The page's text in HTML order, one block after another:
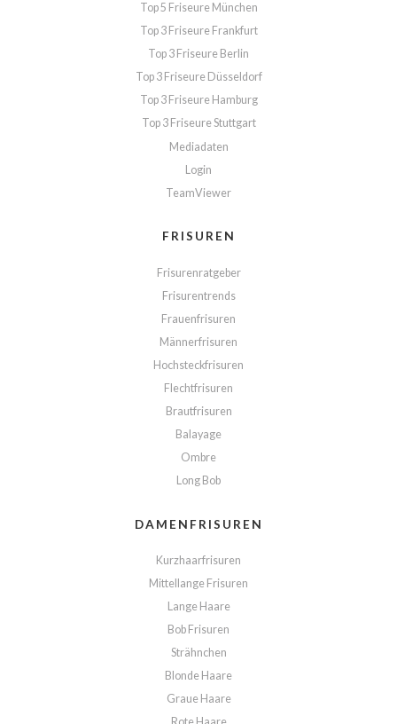
Top 5 Friseure München
Top 3 Friseure Frankfurt
Top 3 Friseure Berlin
Top 3 Friseure Düsseldorf
Top 3 Friseure Hamburg
Top 3 Friseure Stuttgart
Mediadaten
Login
TeamViewer
FRISUREN
Frisurenratgeber
Frisurentrends
Frauenfrisuren
Männerfrisuren
Hochsteckfrisuren
Flechtfrisuren
Brautfrisuren
Balayage
Ombre
Long Bob
DAMENFRISUREN
Kurzhaarfrisuren
Mittellange Frisuren
Lange Haare
Bob Frisuren
Strähnchen
Blonde Haare
Graue Haare